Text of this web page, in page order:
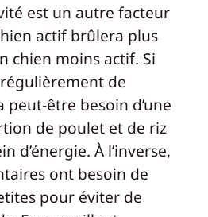
est un autre facteur
actif brûlera plus
chien moins actif. Si
de
peut-être besoin d’une
de poulet et de riz
d’énergie. À l’inverse,
ont besoin de
pour éviter de